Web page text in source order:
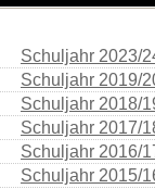
Schuljahr 2023/
Schuljahr 2019/
Schuljahr 2018/
Schuljahr 2017/
Schuljahr 2016/
Schuljahr 2015/